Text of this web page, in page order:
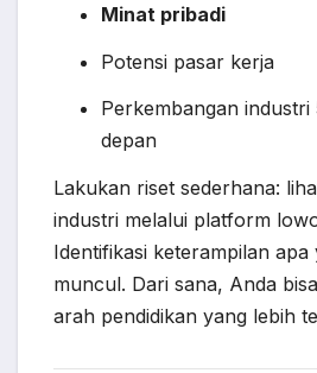
Minat pribadi
Potensi pasar kerja
Perkembangan industri
depan
Lakukan riset sederhana:
industri melalui platform
Identifikasi keterampilan apa
muncul. Dari sana, Anda
arah pendidikan yang lebih